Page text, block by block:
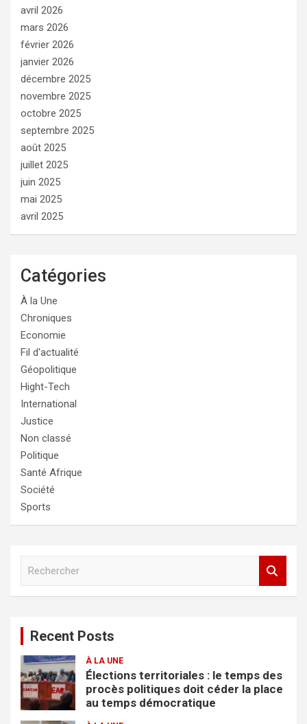
avril 2026
mars 2026
février 2026
janvier 2026
décembre 2025
novembre 2025
octobre 2025
septembre 2025
août 2025
juillet 2025
juin 2025
mai 2025
avril 2025
Catégories
À la Une
Chroniques
Economie
Fil d'actualité
Géopolitique
Hight-Tech
International
Justice
Non classé
Politique
Santé Afrique
Société
Sports
c
h
e
r
Recent Posts
À LA UNE
Élections territoriales : le temps des
procès politiques doit céder la place
au temps démocratique